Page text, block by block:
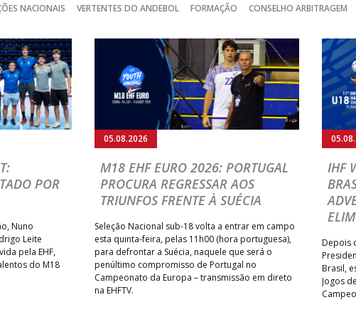
NACIONAIS VERTENTES DO ANDEBOL FORMAÇÃO CONSELHO ARBITRAGEM
POR
Nuno
Leite
pela EHF,
do M18
05.08.2026
M18 EHF EURO 2026: PORTUGAL
PROCURA REGRESSAR AOS
TRIUNFOS FRENTE À SUÉCIA
Seleção Nacional sub-18 volta a entrar em campo
esta quinta-feira, pelas 11h00 (hora portuguesa),
para defrontar a Suécia, naquele que será o
penúltimo compromisso de Portugal no
Campeonato da Europa – transmissão em direto
na EHFTV.
IHF
Depois
Brasil,
Jogos